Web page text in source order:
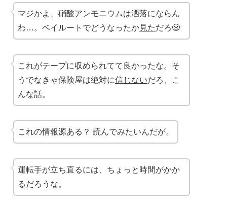
マジかよ、硝酸アンモニウムは洒落にならん
わ…。ベイルートでどうなったか見ただろ😬
これがテープに収められてて良かったな。そ
うでなきゃ保険屋は絶対に信じないだろ、こ
んな話。
これの情報源ある？ 読んでみたいんだが。
運転手が立ち直るには、ちょっと時間がかか
るだろうな。